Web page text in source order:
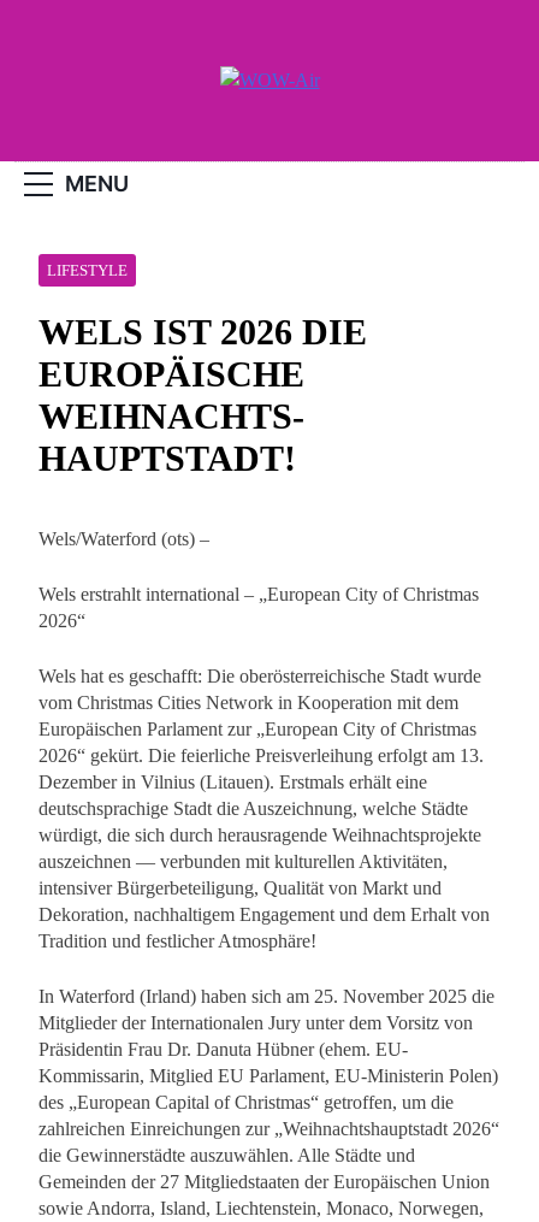
MENU
LIFESTYLE
WELS IST 2026 DIE
EUROPÄISCHE
WEIHNACHTS-
HAUPTSTADT!
Wels/Waterford (ots) –
Wels erstrahlt international – „European City of Christmas
2026“
Wels hat es geschafft: Die oberösterreichische Stadt wurde
vom Christmas Cities Network in Kooperation mit dem
Europäischen Parlament zur „European City of Christmas
2026“ gekürt. Die feierliche Preisverleihung erfolgt am 13.
Dezember in Vilnius (Litauen). Erstmals erhält eine
deutschsprachige Stadt die Auszeichnung, welche Städte
würdigt, die sich durch herausragende Weihnachtsprojekte
auszeichnen — verbunden mit kulturellen Aktivitäten,
intensiver Bürgerbeteiligung, Qualität von Markt und
Dekoration, nachhaltigem Engagement und dem Erhalt von
Tradition und festlicher Atmosphäre!
In Waterford (Irland) haben sich am 25. November 2025 die
Mitglieder der Internationalen Jury unter dem Vorsitz von
Präsidentin Frau Dr. Danuta Hübner (ehem. EU-
Kommissarin, Mitglied EU Parlament, EU-Ministerin Polen)
des „European Capital of Christmas“ getroffen, um die
zahlreichen Einreichungen zur „Weihnachtshauptstadt 2026“
die Gewinnerstädte auszuwählen. Alle Städte und
Gemeinden der 27 Mitgliedstaaten der Europäischen Union
sowie Andorra, Island, Liechtenstein, Monaco, Norwegen,